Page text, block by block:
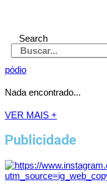
Search
pódio
Nada encontrado...
VER MAIS +
Publicidade